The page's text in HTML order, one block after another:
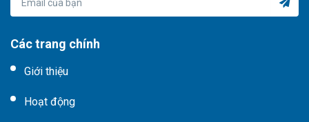
Các trang chính
Giới thiệu
Hoạt động